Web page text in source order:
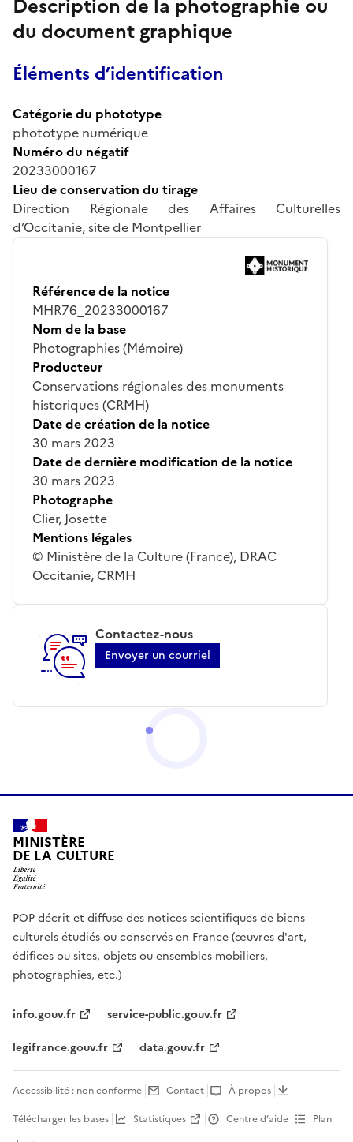
Description de la photographie ou
du document graphique
Éléments d’identification
Catégorie du phototype
phototype numérique
Numéro du négatif
20233000167
Lieu de conservation du tirage
Direction Régionale des Affaires Culturelles
d’Occitanie, site de Montpellier
Référence de la notice
MHR76_20233000167
Nom de la base
Photographies (Mémoire)
Producteur
Conservations régionales des monuments
historiques (CRMH)
Date de création de la notice
30 mars 2023
Date de dernière modification de la notice
30 mars 2023
Photographe
Clier, Josette
Mentions légales
© Ministère de la Culture (France), DRAC
Occitanie, CRMH
Contactez-nous
Envoyer un courriel
MINISTÈRE
DE LA CULTURE
POP décrit et diffuse des notices scientifiques de biens
culturels étudiés ou conservés en France (œuvres d'art,
édifices ou sites, objets ou ensembles mobiliers,
photographies, etc.)
info.gouv.fr
service-public.gouv.fr
legifrance.gouv.fr
data.gouv.fr
Accessibilité : non conforme Contact
À propos
Télécharger les bases
Statistiques Centre d’aide
Plan